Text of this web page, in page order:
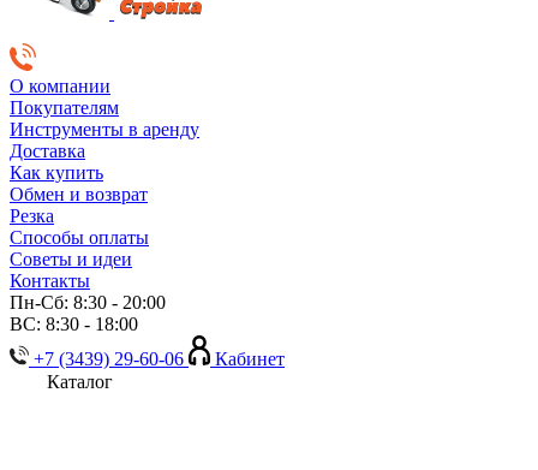
О компании
Покупателям
Инструменты в аренду
Доставка
Как купить
Обмен и возврат
Резка
Способы оплаты
Советы и идеи
Контакты
Пн-Сб: 8:30 - 20:00
ВС: 8:30 - 18:00
+7 (3439) 29-60-06
Кабинет
Каталог